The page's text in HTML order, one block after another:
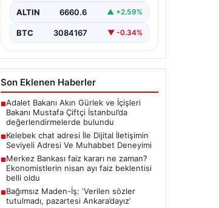
Günümüzde çeşitli…
ALTIN 6660.6 ▲ +2.59%
BTC 3084167 ▼ -0.34%
Son Eklenen Haberler
■Adalet Bakanı Akın Gürlek ve İçişleri
Bakanı Mustafa Çiftçi İstanbul’da
değerlendirmelerde bulundu
■Kelebek chat adresi İle Dijital İletişimin
Seviyeli Adresi Ve Muhabbet Deneyimi
■Merkez Bankası faiz kararı ne zaman?
Ekonomistlerin nisan ayı faiz beklentisi
belli oldu
■Bağımsız Maden-İş: ‘Verilen sözler
tutulmadı, pazartesi Ankara’dayız’